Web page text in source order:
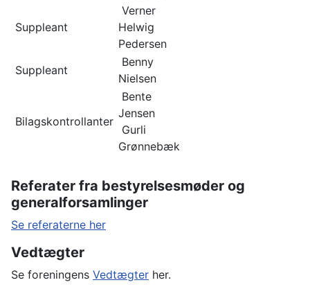
Suppleant
Verner
Helwig
Pedersen
Suppleant
Benny
Nielsen
Bilagskontrollanter
Bente
Jensen
Gurli
Grønnebæk
Referater fra bestyrelsesmøder og
generalforsamlinger
Se referaterne her
Vedtægter
Se foreningens Vedtægter her.